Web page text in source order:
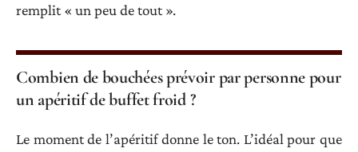
remplit « un peu de tout ».
Combien de bouchées prévoir par personne pour
un apéritif de buffet froid ?
Le moment de l’apéritif donne le ton. L’idéal pour que